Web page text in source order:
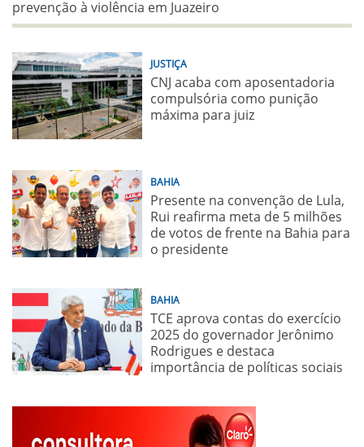
prevenção à violência em Juazeiro
JUSTIÇA
CNJ acaba com aposentadoria
compulsória como punição
máxima para juiz
BAHIA
Presente na convenção de Lula,
Rui reafirma meta de 5 milhões
de votos de frente na Bahia para
o presidente
BAHIA
TCE aprova contas do exercício
2025 do governador Jerônimo
Rodrigues e destaca
importância de políticas sociais